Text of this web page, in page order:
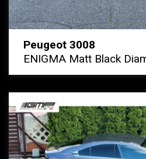
Peugeot 3008
ENIGMA Matt Black